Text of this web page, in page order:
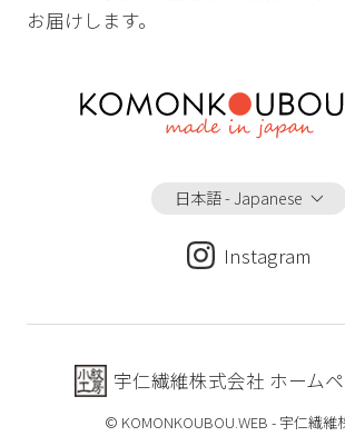
日本語 - Japanese
Instagram
お届けします。
宇仁繊維株式会社 ホーム
© KOMONKOUBOU.WEB - 宇仁繊維